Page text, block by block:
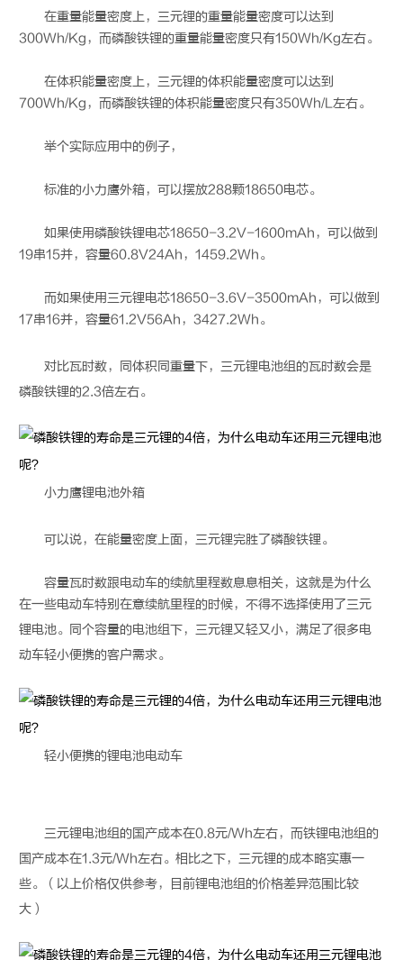
在重量能量密度上，三元锂的重量能量密度可以达到
300Wh/Kg，而磷酸铁锂的重量能量密度只有150Wh/Kg左右。
在体积能量密度上，三元锂的体积能量密度可以达到
700Wh/Kg，而磷酸铁锂的体积能量密度只有350Wh/L左右。
举个实际应用中的例子，
标准的小力鹰外箱，可以摆放288颗18650电芯。
如果使用磷酸铁锂电芯18650-3.2V-1600mAh，可以做到
19串15并，容量60.8V24Ah，1459.2Wh。
而如果使用三元锂电芯18650-3.6V-3500mAh，可以做到
17串16并，容量61.2V56Ah，3427.2Wh。
对比瓦时数，同体积同重量下，三元锂电池组的瓦时数会是
磷酸铁锂的2.3倍左右。
小力鹰锂电池外箱
可以说，在能量密度上面，三元锂完胜了磷酸铁锂。
容量瓦时数跟电动车的续航里程数息息相关，这就是为什么
在一些电动车特别在意续航里程的时候，不得不选择使用了三元
锂电池。同个容量的电池组下，三元锂又轻又小，满足了很多电
动车轻小便携的客户需求。
轻小便携的锂电池电动车
三元锂电池组的国产成本在0.8元/Wh左右，而铁锂电池组的
国产成本在1.3元/Wh左右。相比之下，三元锂的成本略实惠一
些。（以上价格仅供参考，目前锂电池组的价格差异范围比较
大）